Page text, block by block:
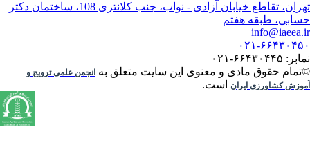
تهران، تقاطع خیابان آزادی - نواب، جنب کلانتری 108، ساختمان دکتر
طبقه هفتم
۶۶۴۳۰۴۵۰
۰۲۱
تمام حقوق مادی و معنوی این سایت متعلق بهانجمن علمی ترویج و
کشاورزی ایران است.